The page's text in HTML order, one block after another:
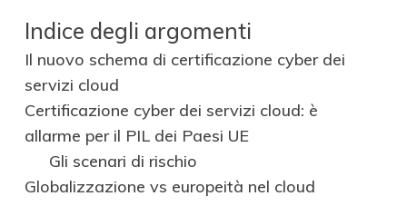
Indice degli argomenti
Il nuovo schema di certificazione cyber dei
servizi cloud
Certificazione cyber dei servizi cloud: è
allarme per il PIL dei Paesi UE
Gli scenari di rischio
Globalizzazione vs europeità nel cloud